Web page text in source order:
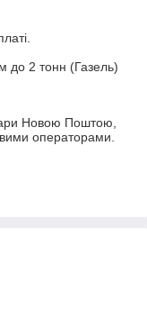
до 2 тонн (Газель)
Новою Поштою,
операторами.